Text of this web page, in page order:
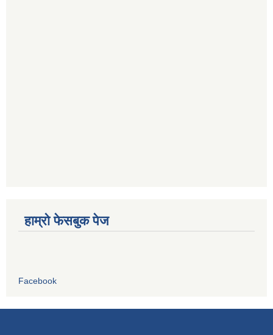
हाम्रो फेसबुक पेज
Facebook